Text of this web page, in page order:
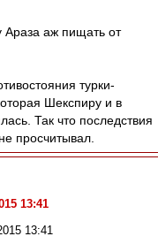
Араза аж пищать от
турки-
Шекспиру и в
Так что последствия
просчитывал.
13:41
13:41